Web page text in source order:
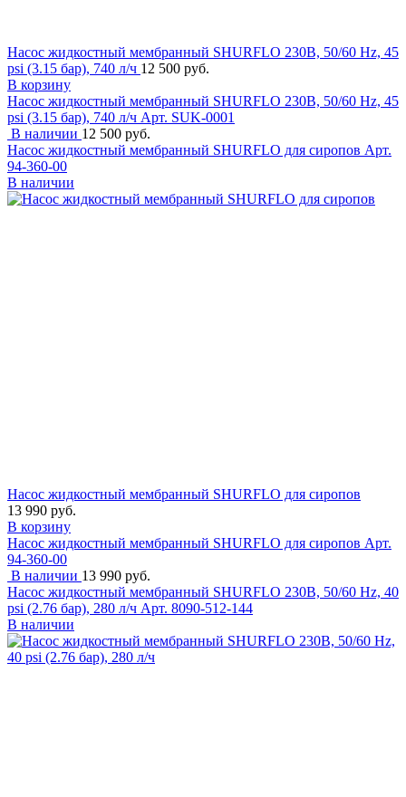
Насос жидкостный мембранный SHURFLO 230В, 50/60 Hz, 45
psi (3.15 бар), 740 л/ч 12 500 руб.
В корзину
Насос жидкостный мембранный SHURFLO 230В, 50/60 Hz, 45
psi (3.15 бар), 740 л/ч Арт. SUK-0001
В наличии 12 500 руб.
Насос жидкостный мембранный SHURFLO для сиропов Арт.
94-360-00
В наличии
Насос жидкостный мембранный SHURFLO для сиропов
13 990 руб.
В корзину
Насос жидкостный мембранный SHURFLO для сиропов Арт.
94-360-00
В наличии 13 990 руб.
Насос жидкостный мембранный SHURFLO 230В, 50/60 Hz, 40
psi (2.76 бар), 280 л/ч Арт. 8090-512-144
В наличии